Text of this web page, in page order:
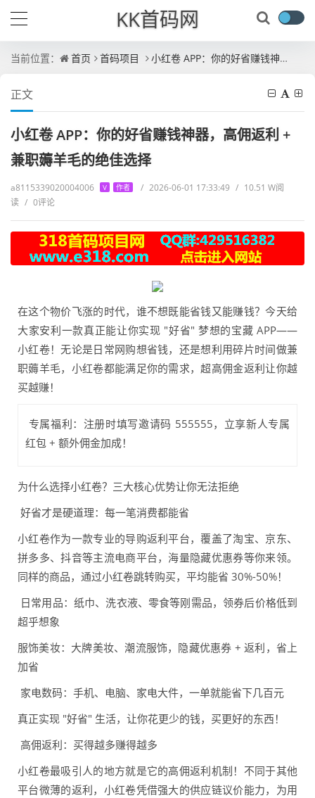
KK首码网
当前位置： 首页 首码项目 小红卷 APP：你的好省赚钱神器，高佣返利 + 兼职薅羊毛的绝佳选择
正文
小红卷 APP：你的好省赚钱神器，高佣返利 +
兼职薅羊毛的绝佳选择
a8115339020004006 V 作者 / 2026-06-01 17:33:49 / 10.51 W阅
读 / 0评论
在这个物价飞涨的时代，谁不想既能省钱又能赚钱？今天给
大家安利一款真正能让你实现 "好省" 梦想的宝藏 APP——
小红卷！无论是日常网购想省钱，还是想利用碎片时间做兼
职薅羊毛，小红卷都能满足你的需求，超高佣金返利让你越
买越赚！
专属福利：注册时填写邀请码 555555，立享新人专属
红包 + 额外佣金加成！
为什么选择小红卷？三大核心优势让你无法拒绝
好省才是硬道理：每一笔消费都能省
小红卷作为一款专业的导购返利平台，覆盖了淘宝、京东、
拼多多、抖音等主流电商平台，海量隐藏优惠券等你来领。
同样的商品，通过小红卷跳转购买，平均能省 30%-50%！
日常用品：纸巾、洗衣液、零食等刚需品，领券后价格低到
超乎想象
服饰美妆：大牌美妆、潮流服饰，隐藏优惠券 + 返利，省上
加省
家电数码：手机、电脑、家电大件，一单就能省下几百元
真正实现 "好省" 生活，让你花更少的钱，买更好的东西！
高佣返利：买得越多赚得越多
小红卷最吸引人的地方就是它的高佣返利机制！不同于其他
平台微薄的返利，小红卷凭借强大的供应链议价能力，为用